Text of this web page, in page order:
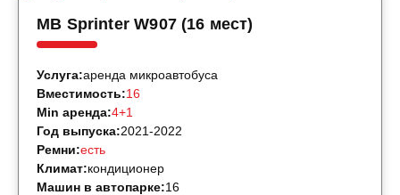
MB Sprinter W907 (16 мест)
Услуга:аренда микроавтобуса
Вместимость:16
Min аренда:4+1
Год выпуска:2021-2022
Ремни:есть
Климат:кондиционер
Машин в автопарке:16